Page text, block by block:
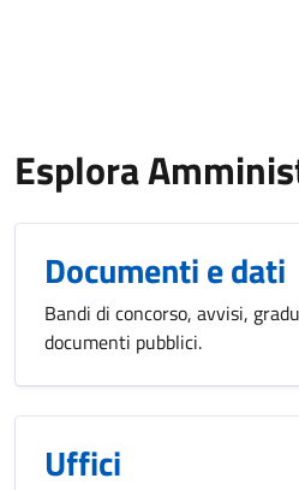
Esplora
Documenti e dati
Bandi di concorso, avvisi,
documenti pubblici.
Uffici